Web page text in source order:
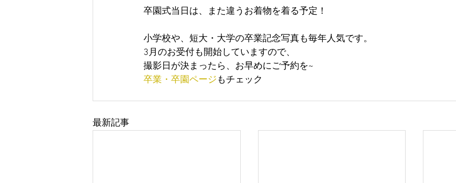
卒園式当日は、また違うお着物を着る予定！
小学校や、短大・大学の卒業記念写真も毎年人気です。
3月のお受付も開始していますので、
撮影日が決まったら、お早めにご予約を~
卒業・卒園ページもチェック
最新記事